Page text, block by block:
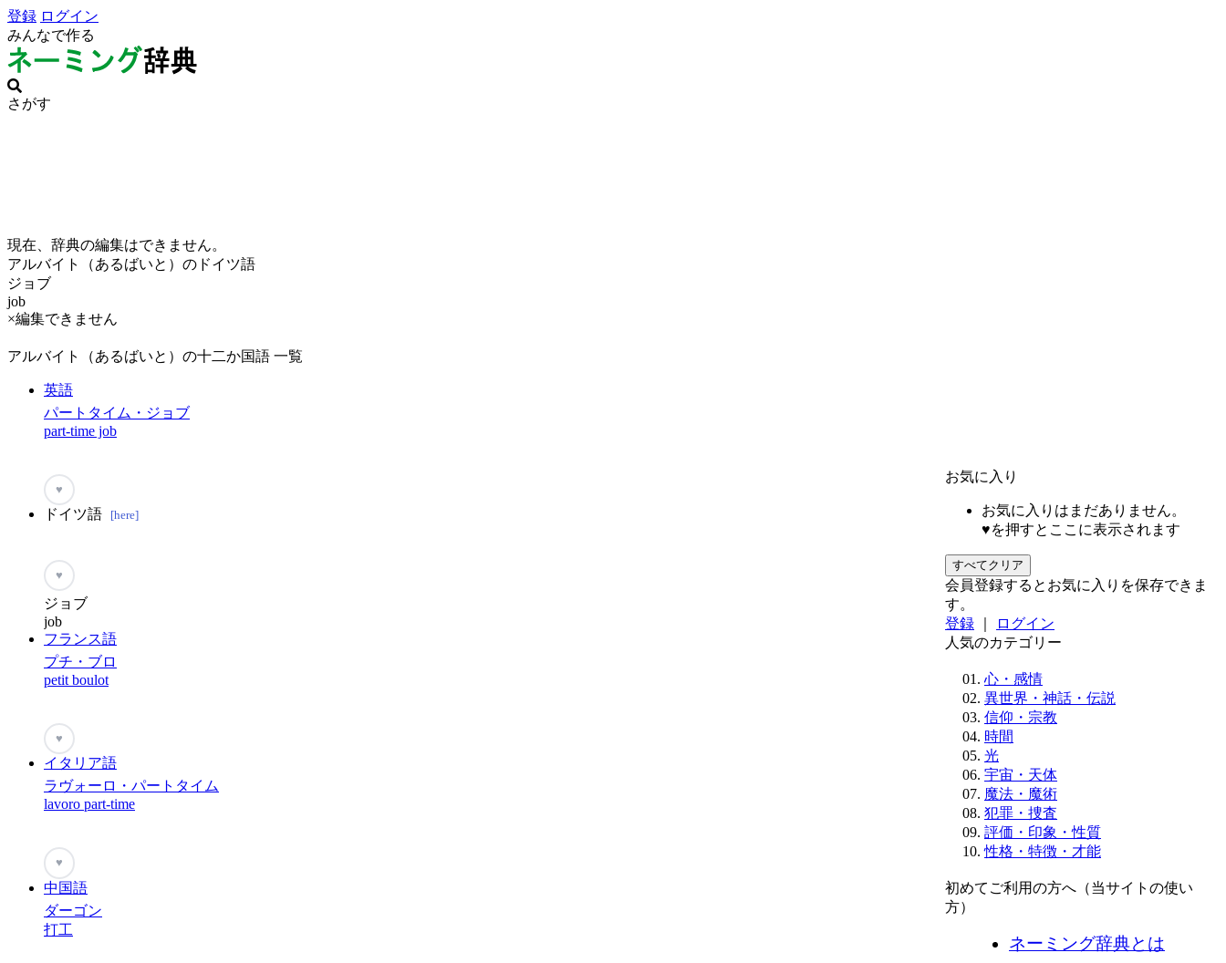
登録 ログイン
みんなで作る
さがす
現在、辞典の編集はできません。
アルバイト（あるばいと）のドイツ語
ジョブ
job
×編集できません
アルバイト（あるばいと）の十二か国語 一覧
英語
パートタイム・ジョブ
part-time job
♥
ドイツ語 [here]
♥
ジョブ
job
フランス語
プチ・ブロ
petit boulot
♥
イタリア語
ラヴォーロ・パートタイム
lavoro part-time
♥
中国語
ダーゴン
打工
お気に入り
お気に入りはまだありません。
♥を押すとここに表示されます
すべてクリア
会員登録するとお気に入りを保存できま
す。
登録
ログイン
人気のカテゴリー
心・感情
異世界・神話・伝説
信仰・宗教
時間
光
宇宙・天体
魔法・魔術
犯罪・捜査
評価・印象・性質
性格・特徴・才能
初めてご利用の方へ（当サイトの使い
方）
ネーミング辞典とは